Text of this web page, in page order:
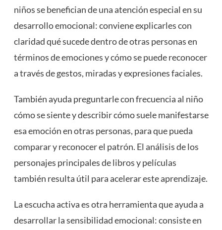
niños se benefician de una atención especial en su
desarrollo emocional: conviene explicarles con
claridad qué sucede dentro de otras personas en
términos de emociones y cómo se puede reconocer
a través de gestos, miradas y expresiones faciales.
También ayuda preguntarle con frecuencia al niño
cómo se siente y describir cómo suele manifestarse
esa emoción en otras personas, para que pueda
comparar y reconocer el patrón. El análisis de los
personajes principales de libros y películas
también resulta útil para acelerar este aprendizaje.
La escucha activa es otra herramienta que ayuda a
desarrollar la sensibilidad emocional: consiste en